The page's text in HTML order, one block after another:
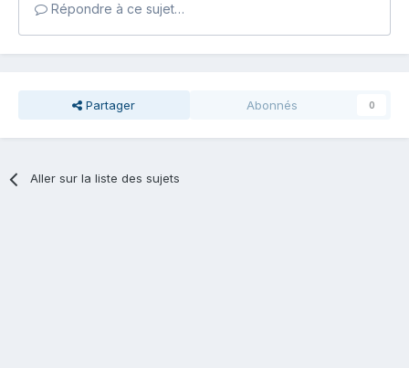
Répondre à ce sujet…
Partager Abonnés 0
Aller sur la liste des sujets